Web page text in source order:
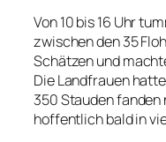
Von 10 bis 16 Uhr
zwischen den 35
Schätzen und
Die Landfrauen
350 Stauden
hoffentlich bald in